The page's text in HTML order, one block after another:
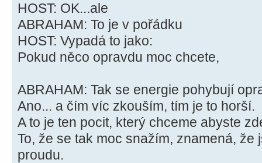
HOST: OK...ale
ABRAHAM: To je v pořádku
HOST: Vypadá to jako:
Pokud něco opravdu moc chcete,
ABRAHAM: Tak se energie pohybují
Ano... a čím víc zkouším, tím je to horší.
A to je ten pocit, který chceme abyste
To, že se tak moc snažím, znamená,
proudu.